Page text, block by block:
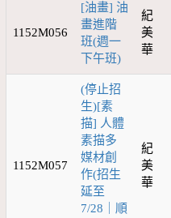
1152M056
[油畫] 油
畫進階
班(週一
下午班)
紀
美
華
1152M057
(停止招
生)[素
描] 人體
素描多
媒材創
作(招生
延至
7/28｜順
紀
美
華